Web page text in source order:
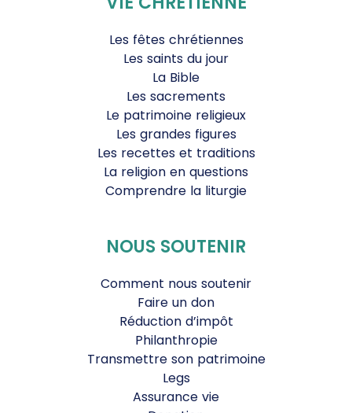
Les fêtes chrétiennes
Les saints du jour
La Bible
Les sacrements
Le patrimoine religieux
Les grandes figures
Les recettes et traditions
La religion en questions
Comprendre la liturgie
NOUS SOUTENIR
Comment nous soutenir
Faire un don
Réduction d’impôt
Philanthropie
Transmettre son patrimoine
Legs
Assurance vie